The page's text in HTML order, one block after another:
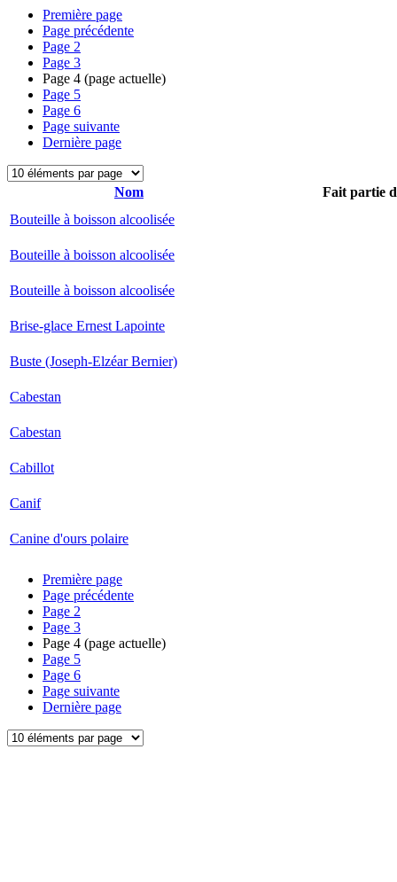
Première page
Page précédente
Page 2
Page 3
Page 4 (page actuelle)
Page 5
Page 6
Page suivante
Dernière page
Nom
Fait partie
Bouteille à boisson alcoolisée
Bouteille à boisson alcoolisée
Bouteille à boisson alcoolisée
Brise-glace Ernest Lapointe
Buste (Joseph-Elzéar Bernier)
Cabestan
Cabestan
Cabillot
Canif
Canine d'ours polaire
Première page
Page précédente
Page 2
Page 3
Page 4 (page actuelle)
Page 5
Page 6
Page suivante
Dernière page